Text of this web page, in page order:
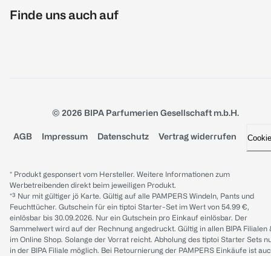
Finde uns auch auf
© 2026 BIPA Parfumerien Gesellschaft m.b.H.
AGB Impressum Datenschutz Vertrag widerrufen
* Produkt gesponsert vom Hersteller. Weitere Informationen zum
Werbetreibenden direkt beim jeweiligen Produkt.
*³ Nur mit gültiger jö Karte. Gültig auf alle PAMPERS Windeln, Pants und
Feuchttücher. Gutschein für ein tiptoi Starter-Set im Wert von 54.99 €,
einlösbar bis 30.09.2026. Nur ein Gutschein pro Einkauf einlösbar. Der
Sammelwert wird auf der Rechnung angedruckt. Gültig in allen BIPA Filialen
im Online Shop. Solange der Vorrat reicht. Abholung des tiptoi Starter Sets
in der BIPA Filiale möglich. Bei Retournierung der PAMPERS Einkäufe ist